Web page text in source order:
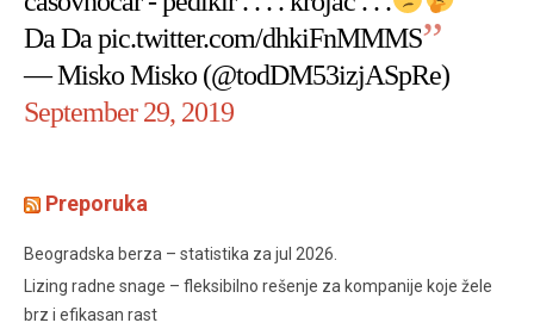
Da Da pic.twitter.com/dhkiFnMMMS
— Misko Misko (@todDM53izjASpRe)
September 29, 2019
Preporuka
Beogradska berza – statistika za jul 2026.
Lizing radne snage – fleksibilno rešenje za kompanije koje žele
brz i efikasan rast